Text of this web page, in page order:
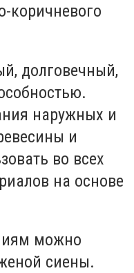
коричневого
долговечный,
наружных и
и
во всех
на основе
можно
сиены.